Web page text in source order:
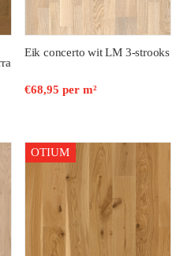
Eik concerto wit LM 3-strooks
€68,95 per m²
OTIUM